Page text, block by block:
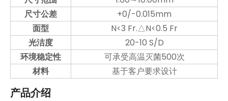
尺寸公差
+0/-0.015mm
面型
N<3 Fr.△N<0.5 Fr
光洁度
20-10 S/D
环境稳定性
可承受高温灭菌500次
材料
基于客户要求设计
产品介绍